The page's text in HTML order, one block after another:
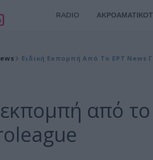
RADIO
Ειδική Εκπομπή Από Το ΕΡΤ News
εκπομπή από